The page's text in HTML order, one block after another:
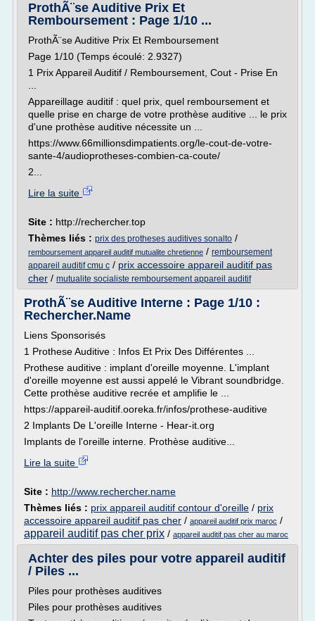
ProthÃ¨se Auditive Prix Et
Remboursement : Page 1/10 ...
ProthÃ¨se Auditive Prix Et Remboursement
Page 1/10 (Temps écoulé: 2.9327)
1 Prix Appareil Auditif / Remboursement, Cout - Prise En
Appareillage auditif : quel prix, quel remboursement et
quelle prise en charge de votre prothèse auditive ... le prix
d'une prothèse auditive nécessite un ...
https://www.66millionsdimpatients.org/le-cout-de-votre-
sante-4/audioprotheses-combien-ca-coute/
2...
Lire la suite
Site : http://rechercher.top
Thèmes liés : prix des protheses auditives sonalto /
remboursement appareil auditif mutualite chretienne / remboursement
appareil auditif cmu c / prix accessoire appareil auditif pas
cher / mutualite socialiste remboursement appareil auditif
ProthÃ¨se Auditive Interne : Page 1/10 :
Rechercher.Name
Liens Sponsorisés
1 Prothese Auditive : Infos Et Prix Des Différentes ...
Prothese auditive : implant d'oreille moyenne. L'implant
d'oreille moyenne est aussi appelé le Vibrant soundbridge.
Cette prothèse auditive recrée et amplifie le ...
https://appareil-auditif.ooreka.fr/infos/prothese-auditive
2 Implants De L'oreille Interne - Hear-it.org
Implants de l'oreille interne. Prothèse auditive...
Lire la suite
Site : http://www.rechercher.name
Thèmes liés : prix appareil auditif contour d'oreille / prix
accessoire appareil auditif pas cher / appareil auditif prix maroc /
appareil auditif pas cher prix / appareil auditif pas cher au maroc
Achter des piles pour votre appareil auditif
/ Piles ...
Piles pour prothèses auditives
Piles pour prothèses auditives